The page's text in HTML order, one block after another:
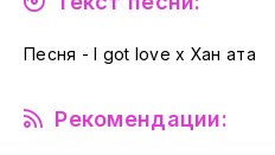
Песня - I got love x Хан ата
Рекомендации: